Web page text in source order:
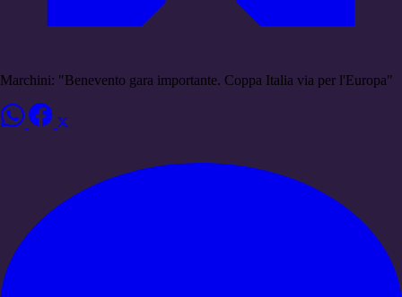
Marchini: "Benevento gara importante. Coppa Italia via per l'Europa"